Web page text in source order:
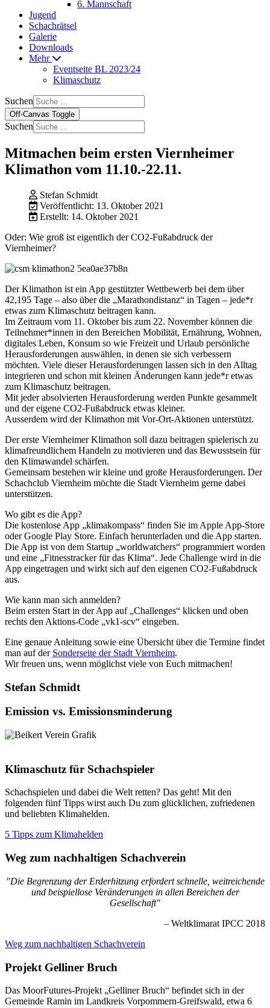
6. Mannschaft
Jugend
Schachrätsel
Galerie
Downloads
Mehr
Eventseite BL 2023/24
Klimaschutz
Suchen
Off-Canvas Toggle
Suchen
Mitmachen beim ersten Viernheimer
Klimathon vom 11.10.-22.11.
Stefan Schmidt
Veröffentlicht: 13. Oktober 2021
Erstellt: 14. Oktober 2021
Oder: Wie groß ist eigentlich der CO2-Fußabdruck der
Viernheimer?
Der Klimathon ist ein App gestützter Wettbewerb bei dem über
42,195 Tage – also über die „Marathondistanz“ in Tagen – jede*r
etwas zum Klimaschutz beitragen kann.
Im Zeitraum vom 11. Oktober bis zum 22. November können die
Teilnehmer*innen in den Bereichen Mobilität, Ernährung, Wohnen,
digitales Leben, Konsum so wie Freizeit und Urlaub persönliche
Herausforderungen auswählen, in denen sie sich verbessern
möchten. Viele dieser Herausforderungen lassen sich in den Alltag
integrieren und schon mit kleinen Änderungen kann jede*r etwas
zum Klimaschutz beitragen.
Mit jeder absolvierten Herausforderung werden Punkte gesammelt
und der eigene CO2-Fußabdruck etwas kleiner.
Ausserdem wird der Klimathon mit Vor-Ort-Aktionen unterstützt.
Der erste Viernheimer Klimathon soll dazu beitragen spielerisch zu
klimafreundlichem Handeln zu motivieren und das Bewusstsein für
den Klimawandel schärfen.
Gemeinsam bestehen wir kleine und große Herausforderungen. Der
Schachclub Viernheim möchte die Stadt Viernheim gerne dabei
unterstützen.
Wo gibt es die App?
Die kostenlose App „klimakompass“ finden Sie im Apple App-Store
oder Google Play Store. Einfach herunterladen und die App starten.
Die App ist von dem Startup „worldwatchers“ programmiert worden
und eine „Fitnesstracker für das Klima“. Jede Challenge wird in die
App eingetragen und wirkt sich auf den eigenen CO2-Fußabdruck
aus.
Wie kann man sich anmelden?
Beim ersten Start in der App auf „Challenges“ klicken und oben
rechts den Aktions-Code „vk1-scv“ eingeben.
Eine genaue Anleitung sowie eine Übersicht über die Termine findet
man auf der Sonderseite der Stadt Viernheim.
Wir freuen uns, wenn möglichst viele von Euch mitmachen!
Stefan Schmidt
Emission vs. Emissionsminderung
Klimaschutz für Schachspieler
Schachspielen und dabei die Welt retten? Das geht! Mit den
folgenden fünf Tipps wirst auch Du zum glücklichen, zufriedenen
und beliebten Klimahelden.
5 Tipps zum Klimahelden
Weg zum nachhaltigen Schachverein
"Die Begrenzung der Erderhitzung erfordert schnelle, weitreichende
und beispiellose Veränderungen in allen Bereichen der
Gesellschaft"
– Weltklimarat IPCC 2018
Weg zum nachhaltigen Schachverein
Projekt Gelliner Bruch
Das MoorFutures‐Projekt „Gelliner Bruch“ befindet sich in der
Gemeinde Ramin im Landkreis Vorpommern‐Greifswald, etwa 6